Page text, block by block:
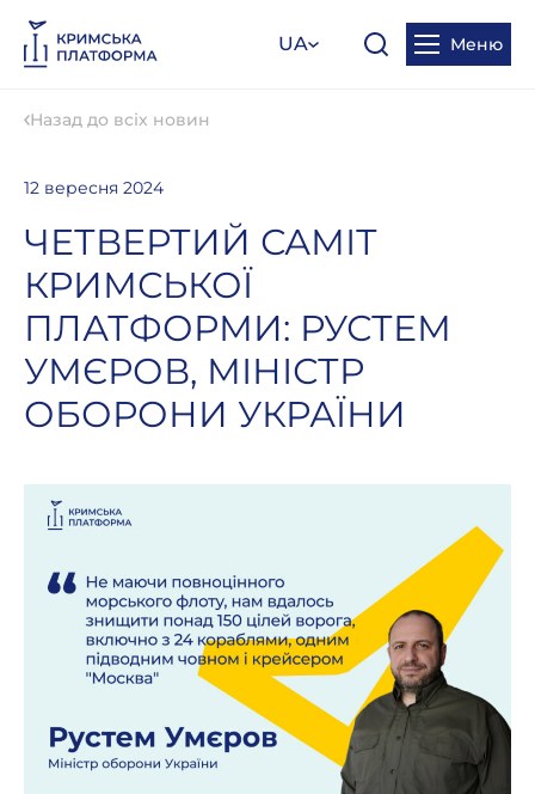
UA Меню
Назад до всіх новин
12 вересня 2024
ЧЕТВЕРТИЙ САМІТ
КРИМСЬКОЇ
ПЛАТФОРМИ: РУСТЕМ
УМЄРОВ, МІНІСТР
ОБОРОНИ УКРАЇНИ